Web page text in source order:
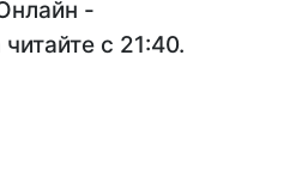
-
с 21:40.